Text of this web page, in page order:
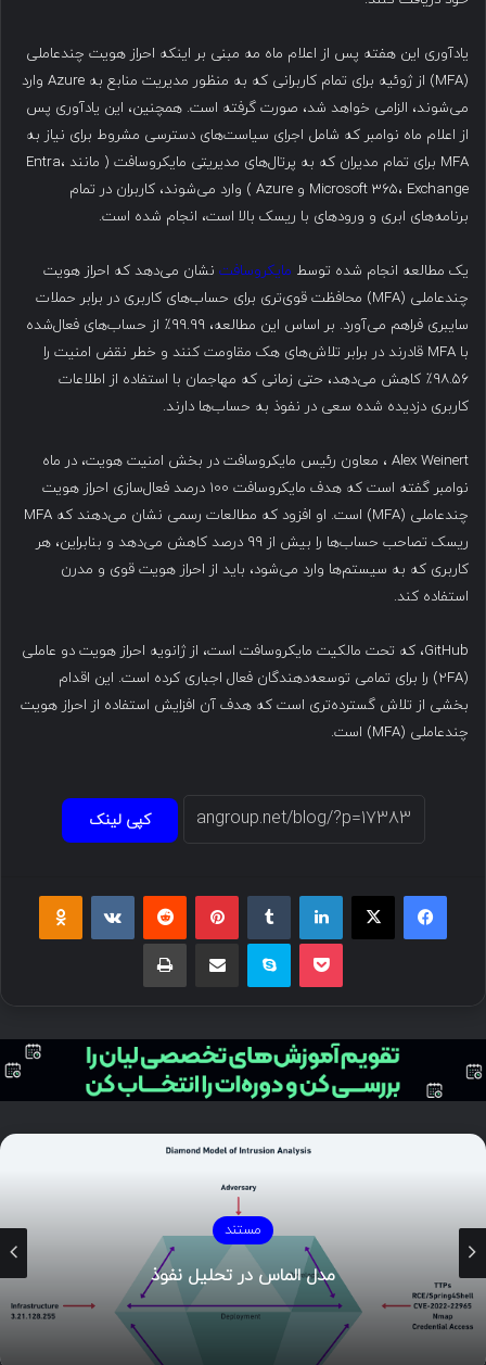
یادآوری این هفته پس از اعلام ماه مه مبنی بر اینکه احراز هویت چندعاملی
(MFA) از ژوئیه برای تمام کاربرانی که به منظور مدیریت منابع به Azure وارد
می‌شوند، الزامی خواهد شد، صورت گرفته است. همچنین، این یادآوری پس
از اعلام ماه نوامبر که شامل اجرای سیاست‌های دسترسی مشروط برای نیاز به
MFA برای تمام مدیران که به پرتال‌های مدیریتی مایکروسافت ( مانند Entra،
Microsoft 365، Exchange و Azure ) وارد می‌شوند، کاربران در تمام
برنامه‌های ابری و ورودهای با ریسک بالا است، انجام شده است.
یک مطالعه انجام شده توسط مایکروسافت نشان می‌دهد که احراز هویت
چندعاملی (MFA) محافظت قوی‌تری برای حساب‌های کاربری در برابر حملات
سایبری فراهم می‌آورد. بر اساس این مطالعه، ۹۹.۹۹٪ از حساب‌های فعال‌شده
با MFA قادرند در برابر تلاش‌های هک مقاومت کنند و خطر نقض امنیت را
۹۸.۵۶٪ کاهش می‌دهد، حتی زمانی که مهاجمان با استفاده از اطلاعات
کاربری دزدیده شده سعی در نفوذ به حساب‌ها دارند.
Alex Weinert ، معاون رئیس مایکروسافت در بخش امنیت هویت، در ماه
نوامبر گفته است که هدف مایکروسافت ۱۰۰ درصد فعال‌سازی احراز هویت
چندعاملی (MFA) است. او افزود که مطالعات رسمی نشان می‌دهند که MFA
ریسک تصاحب حساب‌ها را بیش از ۹۹ درصد کاهش می‌دهد و بنابراین، هر
کاربری که به سیستم‌ها وارد می‌شود، باید از احراز هویت قوی و مدرن
استفاده کند.
GitHub، که تحت مالکیت مایکروسافت است، از ژانویه احراز هویت دو عاملی
(۲FA) را برای تمامی توسعه‌دهندگان فعال اجباری کرده است. این اقدام
بخشی از تلاش گسترده‌تری است که هدف آن افزایش استفاده از احراز هویت
چندعاملی (MFA) است.
کپی لینک
فیسبوک ایکس لینکداین پینتریست
پاکت اسکایپ چاپ
مستند
مدل الماس در تحلیل نفوذ